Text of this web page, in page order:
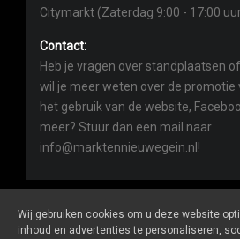
Citymarkt (Zaterdag 9:00 - 17:00
Contact:
Heb je vragen over standplaatsen
wil je meer weten over de promotie
het gebruik van de website,
meer? Stuur dan een mail naar
info@marktennieuwegein.nl!
Wij gebruiken cookies om u deze website
inhoud en advertenties te personaliseren,